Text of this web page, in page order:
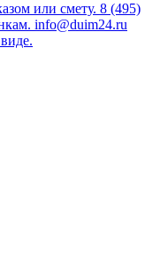
или смету. 8 (495)
info@duim24.ru